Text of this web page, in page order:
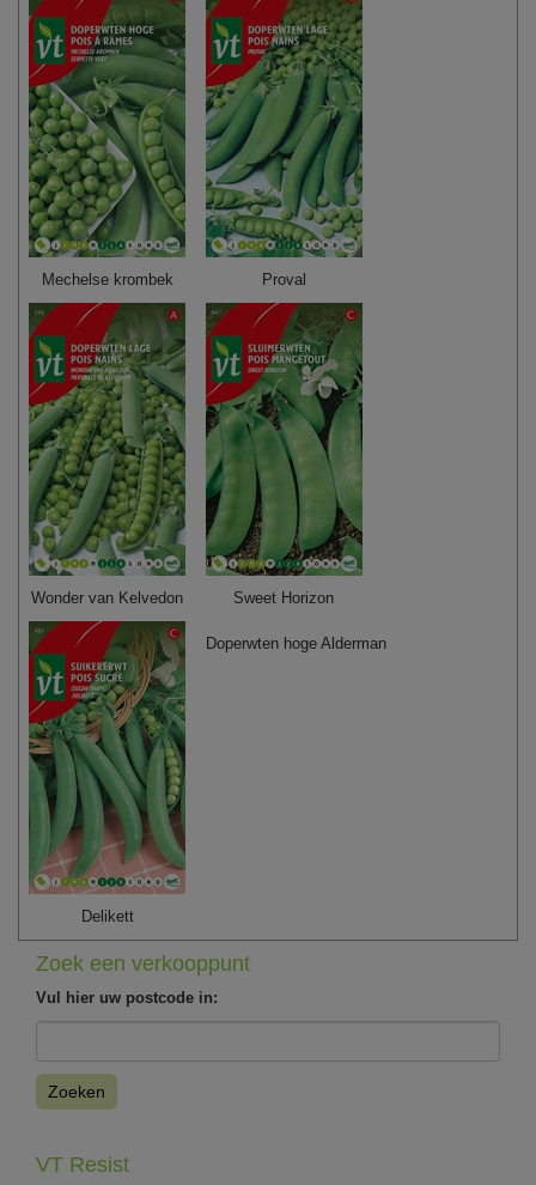
Mechelse krombek Proval
Wonder van Kelvedon Sweet Horizon
Delikett
Doperwten hoge Alderman
Zoek een verkooppunt
Vul hier uw postcode in:
Zoeken
VT Resist